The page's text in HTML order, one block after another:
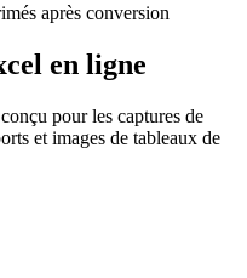
après conversion
en ligne
pour les captures de
et images de tableaux de